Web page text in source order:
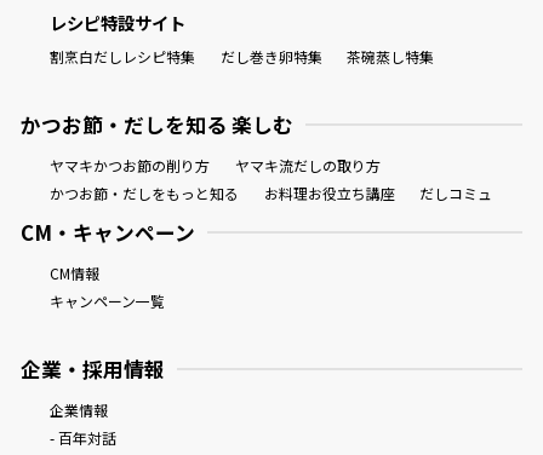
レシピ特設サイト
割烹白だしレシピ特集 だし巻き卵特集 茶碗蒸し特集
かつお節・だしを知る 楽しむ
ヤマキかつお節の削り方
ヤマキ流だしの取り方
かつお節・だしをもっと知る
お料理お役立ち講座 だしコミュ
CM・キャンペーン
CM情報
キャンペーン一覧
企業・採用情報
企業情報
- 百年対話